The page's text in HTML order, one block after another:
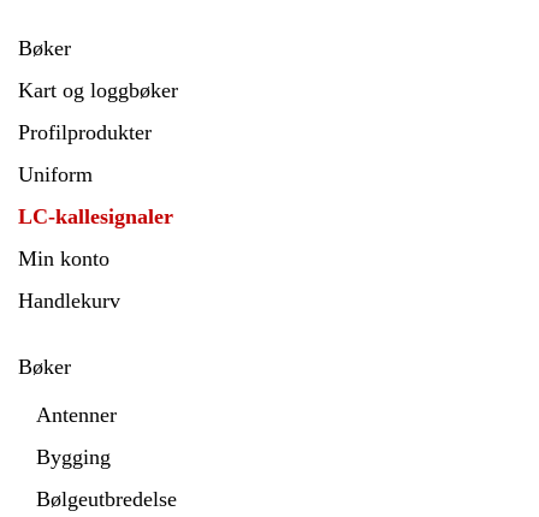
Bøker
Kart og loggbøker
Profilprodukter
Uniform
LC-kallesignaler
Min konto
Handlekurv
Bøker
Antenner
Bygging
Bølgeutbredelse